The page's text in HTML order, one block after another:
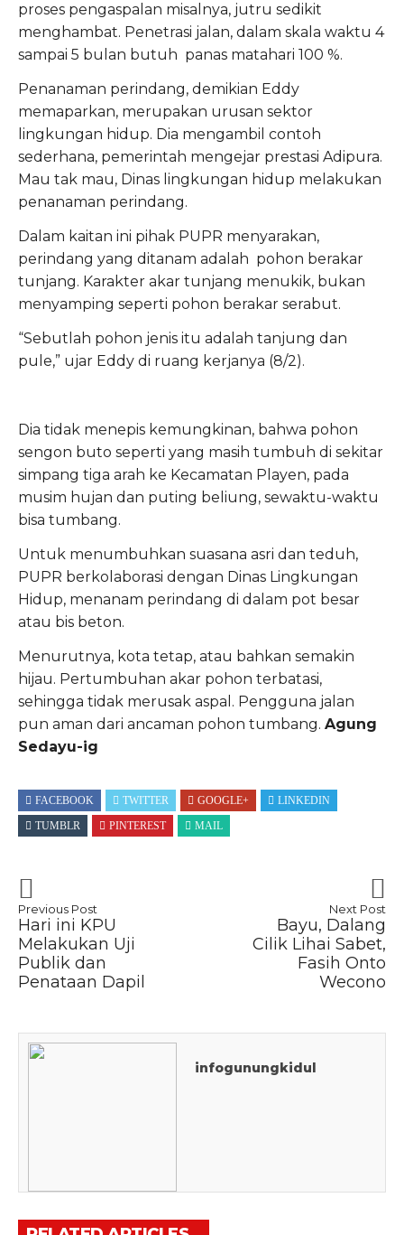
proses pengaspalan misalnya, jutru sedikit
menghambat. Penetrasi jalan, dalam skala waktu 4
sampai 5 bulan butuh panas matahari 100 %.
Penanaman perindang, demikian Eddy
memaparkan, merupakan urusan sektor
lingkungan hidup. Dia mengambil contoh
sederhana, pemerintah mengejar prestasi Adipura.
Mau tak mau, Dinas lingkungan hidup melakukan
penanaman perindang.
Dalam kaitan ini pihak PUPR menyarakan,
perindang yang ditanam adalah pohon berakar
tunjang. Karakter akar tunjang menukik, bukan
menyamping seperti pohon berakar serabut.
“Sebutlah pohon jenis itu adalah tanjung dan
pule,” ujar Eddy di ruang kerjanya (8/2).
Dia tidak menepis kemungkinan, bahwa pohon
sengon buto seperti yang masih tumbuh di sekitar
simpang tiga arah ke Kecamatan Playen, pada
musim hujan dan puting beliung, sewaktu-waktu
bisa tumbang.
Untuk menumbuhkan suasana asri dan teduh,
PUPR berkolaborasi dengan Dinas Lingkungan
Hidup, menanam perindang di dalam pot besar
atau bis beton.
Menurutnya, kota tetap, atau bahkan semakin
hijau. Pertumbuhan akar pohon terbatasi,
sehingga tidak merusak aspal. Pengguna jalan
pun aman dari ancaman pohon tumbang. Agung
Sedayu-ig
FACEBOOK TWITTER GOOGLE+
LINKEDIN
TUMBLR
PINTEREST MAIL
Previous Post
Hari ini KPU
Melakukan Uji
Publik dan
Penataan Dapil
Next Post
Bayu, Dalang
Cilik Lihai Sabet,
Fasih Onto
Wecono
infogunungkidul